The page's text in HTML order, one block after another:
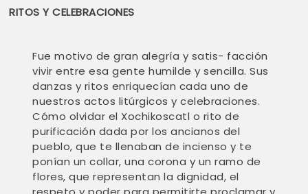
RITOS Y CELEBRACIONES
Fue motivo de gran alegría y satis- facción
vivir entre esa gente humilde y sencilla. Sus
danzas y ritos enriquecían cada uno de
nuestros actos litúrgicos y celebraciones.
Cómo olvidar el Xochikoscatl o rito de
purificación dada por los ancianos del
pueblo, que te llenaban de incienso y te
ponían un collar, una corona y un ramo de
flores, que representan la dignidad, el